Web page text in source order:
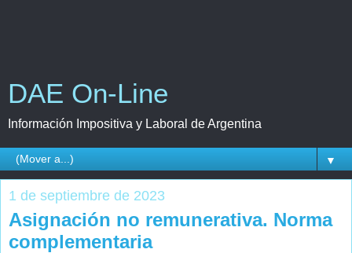
DAE On-Line
Información Impositiva y Laboral de Argentina
▼
1 de septiembre de 2023
Asignación no remunerativa. Norma
complementaria